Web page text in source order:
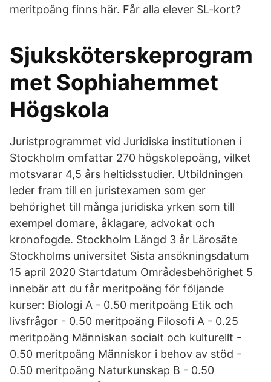
meritpoäng finns här. Får alla elever SL-kort?
Sjuksköterskeprogram
met Sophiahemmet
Högskola
Juristprogrammet vid Juridiska institutionen i
Stockholm omfattar 270 högskolepoäng, vilket
motsvarar 4,5 års heltidsstudier. Utbildningen
leder fram till en juristexamen som ger
behörighet till många juridiska yrken som till
exempel domare, åklagare, advokat och
kronofogde. Stockholm Längd 3 år Lärosäte
Stockholms universitet Sista ansökningsdatum
15 april 2020 Startdatum Områdesbehörighet 5
innebär att du får meritpoäng för följande
kurser: Biologi A - 0.50 meritpoäng Etik och
livsfrågor - 0.50 meritpoäng Filosofi A - 0.25
meritpoäng Människan socialt och kulturellt -
0.50 meritpoäng Människor i behov av stöd -
0.50 meritpoäng Naturkunskap B - 0.50